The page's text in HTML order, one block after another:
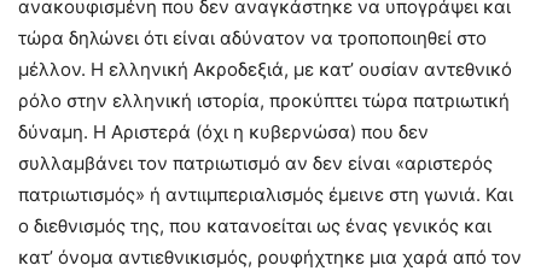
ανακουφισμένη που δεν αναγκάστηκε να υπογράψει και
τώρα δηλώνει ότι είναι αδύνατον να τροποποιηθεί στο
μέλλον. Η ελληνική Ακροδεξιά, με κατ’ ουσίαν αντεθνικό
ρόλο στην ελληνική ιστορία, προκύπτει τώρα πατριωτική
δύναμη. Η Αριστερά (όχι η κυβερνώσα) που δεν
συλλαμβάνει τον πατριωτισμό αν δεν είναι «αριστερός
πατριωτισμός» ή αντιιμπεριαλισμός έμεινε στη γωνιά. Και
ο διεθνισμός της, που κατανοείται ως ένας γενικός και
κατ’ όνομα αντιεθνικισμός, ρουφήχτηκε μια χαρά από τον